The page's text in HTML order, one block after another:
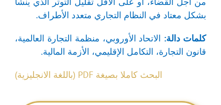
بشكل معتاد في النظام التجاري متعدد الأطراف.
كلمات دالة: الاتحاد الأوروبي، منظمة التجارة العالمية،
قانون التجارة، التكامل الإقليمي، الأزمة المالية.
البحث كاملا بصيغة PDF (باللغة الانجليزية)